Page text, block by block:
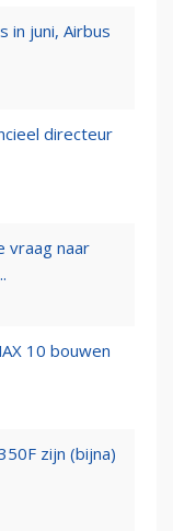
in juni, Airbus
directeur
vraag naar
10 bouwen
zijn (bijna)